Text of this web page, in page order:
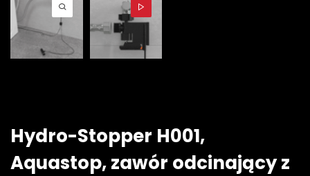
Hydro-Stopper H001,
Aquastop, zawór odcinający z